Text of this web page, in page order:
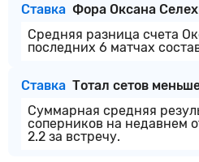
Ставка Фора Оксана
Средняя разница счета
последних 6 матчах
Ставка Тотал сетов
Суммарная средняя
соперников на недавнем
2.2 за встречу.